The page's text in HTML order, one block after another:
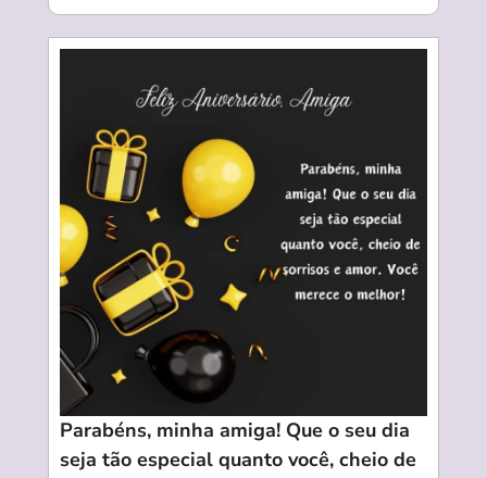
Parabéns, minha amiga! Que o seu dia
seja tão especial quanto você, cheio de